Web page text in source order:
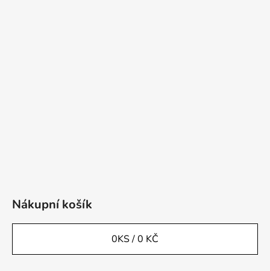
Nákupní košík
0KS /0 KČ